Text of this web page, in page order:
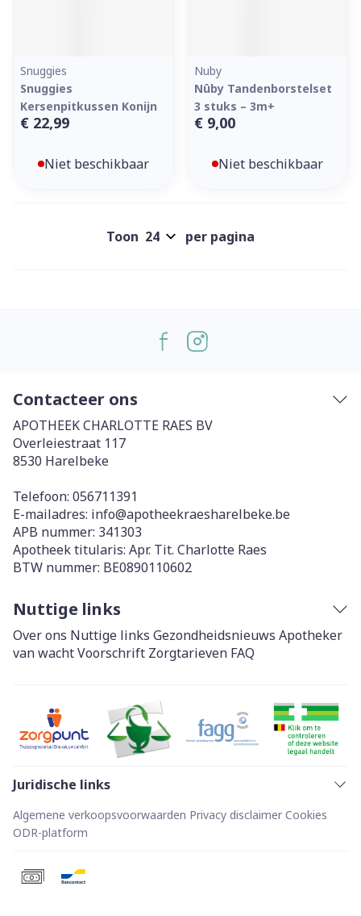
Snuggies
Snuggies
Kersenpitkussen Konijn
€ 22,99
Niet beschikbaar
Nuby
Nûby Tandenborstelset
3 stuks – 3m+
€ 9,00
Niet beschikbaar
Toon per pagina
Contacteer ons
APOTHEEK CHARLOTTE RAES BV
Overleiestraat 117
8530 Harelbeke
Telefoon: 056711391
E-mailadres: info@apotheekraesharelbeke.be
APB nummer: 341303
Apotheek titularis: Apr. Tit. Charlotte Raes
BTW nummer: BE0890110602
Nuttige links
Over ons Nuttige links Gezondheidsnieuws Apotheker
van wachtVoorschrift Zorgtarieven FAQ
Juridische links
Algemene verkoopsvoorwaarden Privacy disclaimer Cookies
ODR-platform